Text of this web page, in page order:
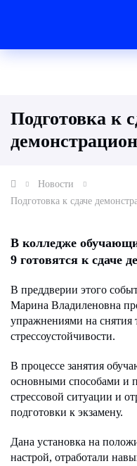
Подготовка к
Новости
Подготовка к сдаче
В колледже
9 готовятся к сдаче
В преддверии этого
Марина Владиленовна
упражнениями на
стрессоустойчивости.
В процессе занятия
основными способами и
стрессовой ситуации и
подготовки к экзамену.
Дана установка на
настрой, отработали